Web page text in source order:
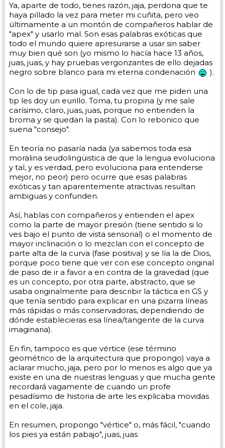
Ya, aparte de todo, tienes razón, jaja, perdona que te
haya pillado la vez para meter mi cuñita, pero veo
últimamente a un montón de compañeros hablar de
"apex" y usarlo mal. Son esas palabras exóticas que
todo el mundo quiere apresurarse a usar sin saber
muy bien qué son (yo mismo lo hacía hace 13 años,
juas, juas, y hay pruebas vergonzantes de ello dejadas
negro sobre blanco para mi eterna condenación
).
Con lo de tip pasa igual, cada vez que me piden una
tip les doy un eurillo. Toma, tu propina (y me sale
carísimo, claro, juas, juas, porque no entienden la
broma y se quedan la pasta). Con lo rebonico que
suena "consejo".
En teoría no pasaría nada (ya sabemos toda esa
moralina seudolingüistica de que la lengua evoluciona
y tal, y es verdad, pero evoluciona para entenderse
mejor, no peor) pero ocurre que esas palabras
exóticas y tan aparentemente atractivas resultan
ambiguas y confunden.
Así, hablas con compañeros y entienden el apex
como la parte de mayor presión (tiene sentido si lo
ves bajo el punto de vista sensorial) o el momento de
mayor inclinación o lo mezclan con el concepto de
parte alta de la curva (fase positiva) y se lía la de Dios,
porque poco tiene que ver con ese concepto original
de paso de ir a favor a en contra de la gravedad (que
es un concepto, por otra parte, abstracto, que se
usaba originalmente para describir la táctica en GS y
que tenía sentido para explicar en una pizarra líneas
más rápidas o más conservadoras, dependiendo de
dónde establecieras esa línea/tangente de la curva
imaginaria).
En fin, tampoco es que vértice (ese término
geométrico de la arquitectura que propongo) vaya a
aclarar mucho, jaja, pero por lo menos es algo que ya
existe en una de nuestras lenguas y que mucha gente
recordará vagamente de cuando un profe
pesadísimo de historia de arte les explicaba movidas
en el cole, jaja.
En resumen, propongo "vértice" o, más fácil, "cuando
los pies ya están pabajo", juas, juas